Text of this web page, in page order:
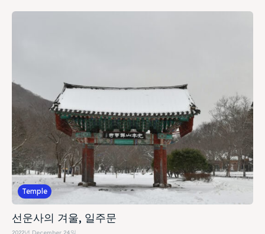
Temple
선운사의 겨울, 일주문
2022년 December 24일